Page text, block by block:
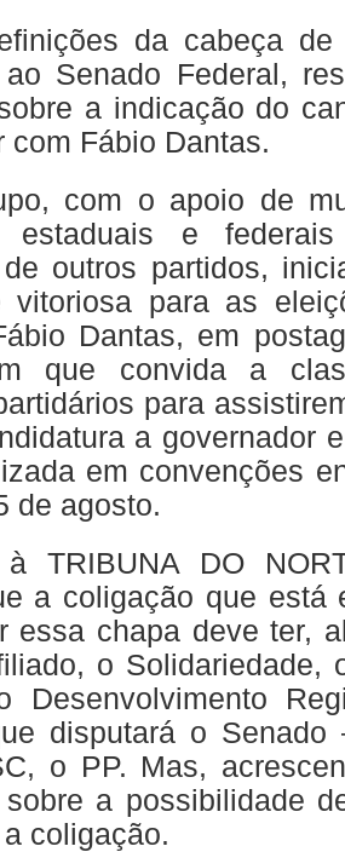
da cabeça
Senado Federal,
a indicação do
com Fábio Dantas.
com o apoio de
estaduais e
outros partidos,
vitoriosa para as
Dantas, em
que convida a
para
a governador
em convenções
de agosto.
TRIBUNA DO
a coligação que está
essa chapa deve ter,
o
Desenvolvimento
disputará o
o PP. Mas,
sobre a possibilidade
coligação.